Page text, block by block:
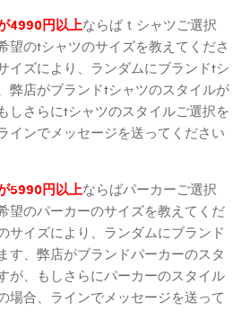
4990円以上ならばｔシャツご選択
望のtシャツのサイズを教えてくださ
イズにより、ランダムにブランドtシ
弊店がブランドtシャツのスタイルが
しさらにtシャツのスタイルご選択を
インでメッセージを送ってください
5990円以上ならばパーカーご選択
望のパーカーのサイズを教えてくだ
サイズにより、ランダムにブランド
す、弊店がブランドパーカーのスタ
が、もしさらにパーカーのスタイル
場合、ラインでメッセージを送って